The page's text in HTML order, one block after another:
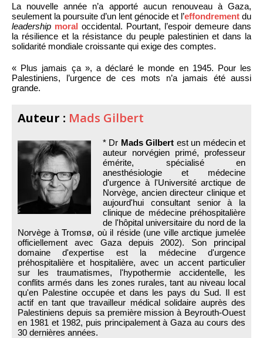
La nouvelle année n’a apporté aucun renouveau à Gaza,
seulement la poursuite d’un lent génocide et l’effondrement du
leadership moral occidental. Pourtant, l’espoir demeure dans
la résilience et la résistance du peuple palestinien et dans la
solidarité mondiale croissante qui exige des comptes.
« Plus jamais ça », a déclaré le monde en 1945. Pour les
Palestiniens, l’urgence de ces mots n’a jamais été aussi
grande.
Auteur : Mads Gilbert
* Dr Mads Gilbert est un médecin et
auteur norvégien primé, professeur
émérite, spécialisé en
anesthésiologie et médecine
d'urgence à l'Université arctique de
Norvège, ancien directeur clinique et
aujourd'hui consultant senior à la
clinique de médecine préhospitalière
de l'hôpital universitaire du nord de la
Norvège à Tromsø, où il réside (une ville arctique jumelée
officiellement avec Gaza depuis 2002). Son principal
domaine d'expertise est la médecine d'urgence
préhospitalière et hospitalière, avec un accent particulier
sur les traumatismes, l'hypothermie accidentelle, les
conflits armés dans les zones rurales, tant au niveau local
qu'en Palestine occupée et dans les pays du Sud. Il est
actif en tant que travailleur médical solidaire auprès des
Palestiniens depuis sa première mission à Beyrouth-Ouest
en 1981 et 1982, puis principalement à Gaza au cours des
30 dernières années.